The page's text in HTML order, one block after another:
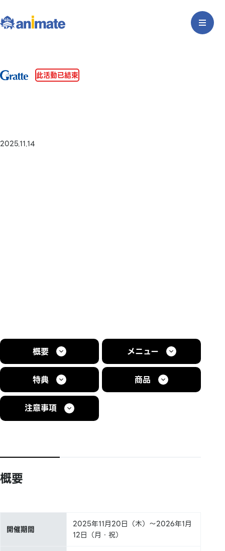
此活動已結束
2025.11.14
概要 メニュー
特典 商品
注意事項
概要
開催期間
2025年11月20日（木）～2026年1月
12日（月・祝）